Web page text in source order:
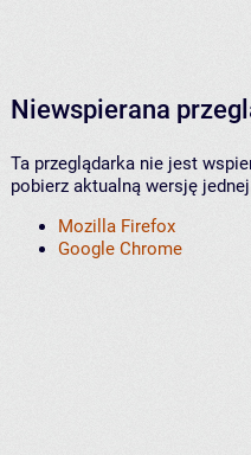
Niewspierana
Ta przeglądarka nie jest
pobierz aktualną wersję
Mozilla Firefox
Google Chrome